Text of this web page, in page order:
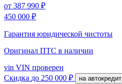
от 387 990 ₽
450 000 ₽
Гарантия юридической чистоты
Оригинал ПТС в наличии
vin VIN проверен
Скидка до 250 000 ₽ на автокредит